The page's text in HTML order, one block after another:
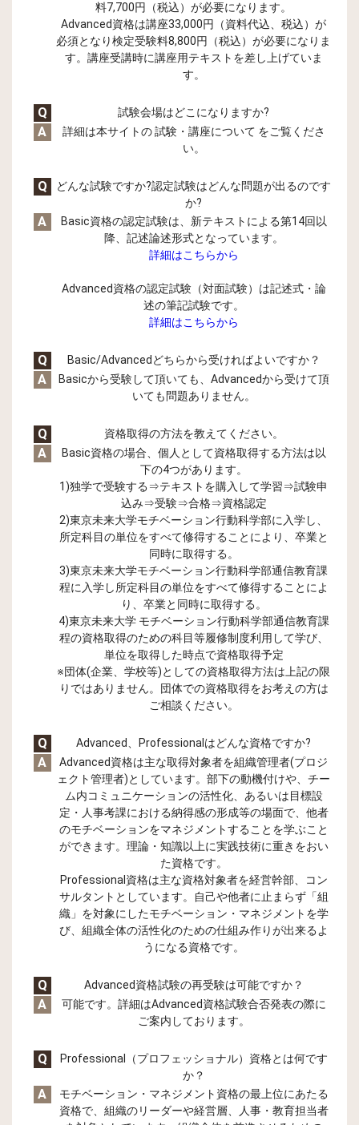
料7,700円（税込）が必要になります。
Advanced資格は講座33,000円（資料代込、税込）が
必須となり検定受験料8,800円（税込）が必要になりま
す。講座受講時に講座用テキストを差し上げていま
す。
Q 試験会場はどこになりますか?
A
詳細は本サイトの 試験・講座について をご覧くださ
い。
Q
どんな試験ですか?認定試験はどんな問題が出るのです
か?
A
Basic資格の認定試験は、新テキストによる第14回以
降、記述論述形式となっています。
詳細はこちらから
Advanced資格の認定試験（対面試験）は記述式・論
述の筆記試験です。
詳細はこちらから
Q Basic/Advancedどちらから受ければよいですか？
A
Basicから受験して頂いても、Advancedから受けて頂
いても問題ありません。
Q 資格取得の方法を教えてください。
A
Basic資格の場合、個人として資格取得する方法は以
下の4つがあります。
1)独学で受験する⇒テキストを購入して学習⇒試験申
込み⇒受験⇒合格⇒資格認定
2)東京未来大学モチベーション行動科学部に入学し、
所定科目の単位をすべて修得することにより、卒業と
同時に取得する。
3)東京未来大学モチベーション行動科学部通信教育課
程に入学し所定科目の単位をすべて修得することによ
り、卒業と同時に取得する。
4)東京未来大学 モチベーション行動科学部通信教育課
程の資格取得のための科目等履修制度利用して学び、
単位を取得した時点で資格取得予定
※団体(企業、学校等)としての資格取得方法は上記の限
りではありません。団体での資格取得をお考えの方は
ご相談ください。
Q Advanced、Professionalはどんな資格ですか?
A
Advanced資格は主な取得対象者を組織管理者(プロジ
ェクト管理者)としています。部下の動機付けや、チー
ム内コミュニケーションの活性化、あるいは目標設
定・人事考課における納得感の形成等の場面で、他者
のモチベーションをマネジメントすることを学ぶこと
ができます。理論・知識以上に実践技術に重きをおい
た資格です。
Professional資格は主な資格対象者を経営幹部、コン
サルタントとしています。自己や他者に止まらず「組
織」を対象にしたモチベーション・マネジメントを学
び、組織全体の活性化のための仕組み作りが出来るよ
うになる資格です。
Q Advanced資格試験の再受験は可能ですか？
A
可能です。詳細はAdvanced資格試験合否発表の際に
ご案内しております。
Q
Professional（プロフェッショナル）資格とは何です
か？
A
モチベーション・マネジメント資格の最上位にあたる
資格で、組織のリーダーや経営層、人事・教育担当者